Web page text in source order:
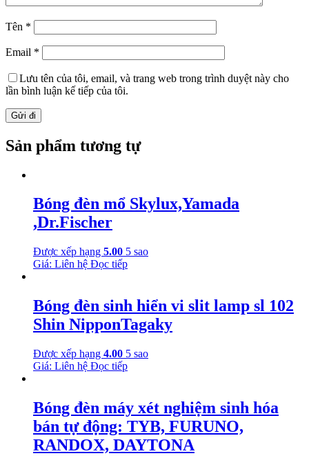
Tên *
Email *
Lưu tên của tôi, email, và trang web trong trình duyệt này cho
lần bình luận kế tiếp của tôi.
Sản phẩm tương tự
Bóng đèn mổ Skylux,Yamada
,Dr.Fischer
Được xếp hạng 5.00 5 sao
Giá: Liên hệ Đọc tiếp
Bóng đèn sinh hiển vi slit lamp sl 102
Shin NipponTagaky
Được xếp hạng 4.00 5 sao
Giá: Liên hệ Đọc tiếp
Bóng đèn máy xét nghiệm sinh hóa
bán tự động: TYB, FURUNO,
RANDOX, DAYTONA